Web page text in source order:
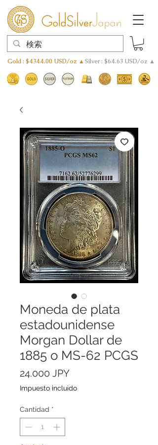
Gold : $4344.00 USD/oz ▲Silver : $64.63 USD/oz ▲
Moneda de plata
estadounidense
Morgan Dollar de
1885 o MS-62 PCGS
24.000 JPYPrecio
Impuesto incluido
Cantidad *